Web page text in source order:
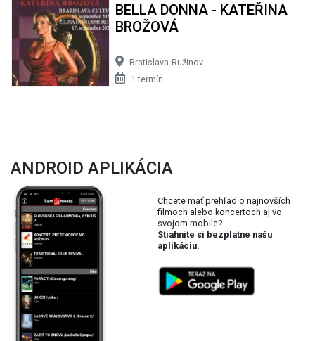
BELLA DONNA - KATEŘINA
BROŽOVÁ
Bratislava-Ružinov
1 termín
ANDROID APLIKÁCIA
Chcete mať prehľad o najnovších
filmoch alebo koncertoch aj vo
svojom mobile?
Stiahnite si bezplatne našu
aplikáciu.